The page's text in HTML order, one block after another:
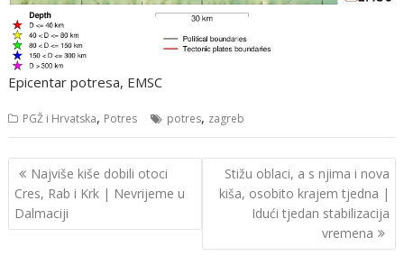
Epicentar potresa, EMSC
PGŽ i Hrvatska, Potres potres, zagreb
Navigacija
objava
Najviše kiše dobili otoci
Cres, Rab i Krk | Nevrijeme u
Dalmaciji
Stižu oblaci, a s njima i nova
kiša, osobito krajem tjedna |
Idući tjedan stabilizacija
vremena